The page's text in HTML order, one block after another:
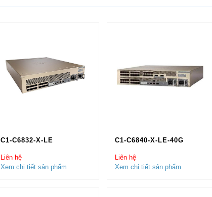
•Cisco Catalyst 9300 •Cisco Catalyst
•Cisco Catalyst 9500 •Cisco Catalyst
【 Cisco Chính Hãng ™】 là nhà phân phối Thiết Bị
phẩmthiết bị Switch Cisco Chính Hãngđược chúng tôi
MOBIPHONE, VTC, VTV, FPT, VDC, VINASAT, Cảng
C1-C6832-X-LE
Liên hệ
Xem chi tiết sản phẩm
C1-C6840-X-LE-40G
Liên hệ
Xem chi tiết sản phẩm